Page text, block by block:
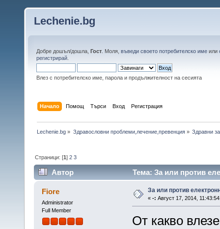
Lechenie.bg
Добре дошъл/дошла, Гост . Моля, въведи своето потребителско име или
регистрирай
Влез с потребителско име, парола и продължителност на сесията
Начало Помощ Търси Вход Регистрация
Lechenie.bg » Здравословни проблеми,лечение,превенция» Здравни
Страници: [1]2 3
Автор Тема: За или против
Fiore
Administrator
Full Member
За или против
« -: Август 17, 2014,
От какво